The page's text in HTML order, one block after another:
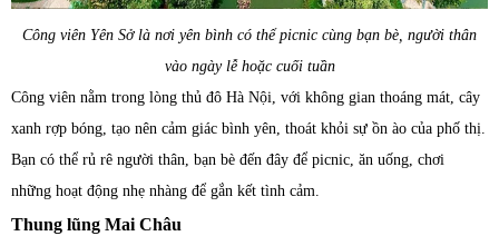
Công viên Yên Sở là nơi yên bình có thể picnic cùng bạn bè, người thân
vào ngày lễ hoặc cuối tuần
Công viên nằm trong lòng thủ đô Hà Nội, với không gian thoáng mát, cây
xanh rợp bóng, tạo nên cảm giác bình yên, thoát khỏi sự ồn ào của phố thị.
Bạn có thể rủ rê người thân, bạn bè đến đây để picnic, ăn uống, chơi
những hoạt động nhẹ nhàng để gắn kết tình cảm.
Thung lũng Mai Châu